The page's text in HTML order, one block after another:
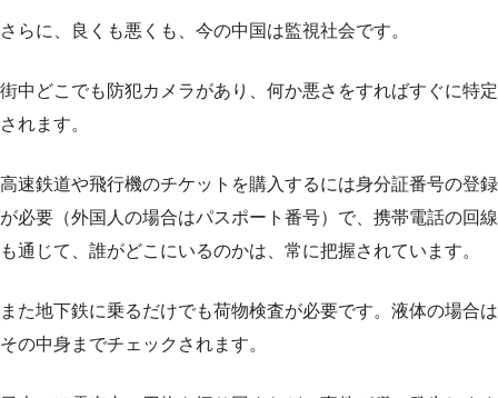
さらに、良くも悪くも、今の中国は監視社会です。
街中どこでも防犯カメラがあり、何か悪さをすればすぐに特定
されます。
高速鉄道や飛行機のチケットを購入するには身分証番号の登録
が必要（外国人の場合はパスポート番号）で、携帯電話の回線
も通じて、誰がどこにいるのかは、常に把握されています。
また地下鉄に乗るだけでも荷物検査が必要です。液体の場合は
その中身までチェックされます。